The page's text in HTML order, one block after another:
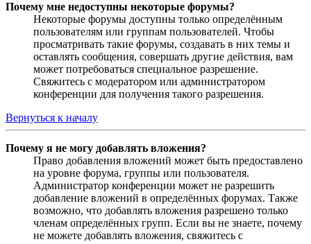
Почему мне недоступны некоторые форумы?
Некоторые форумы доступны только определённым
пользователям или группам пользователей. Чтобы
просматривать такие форумы, создавать в них темы и
оставлять сообщения, совершать другие действия, вам
может потребоваться специальное разрешение.
Свяжитесь с модератором или администратором
конференции для получения такого разрешения.
Вернуться к началу
Почему я не могу добавлять вложения?
Право добавления вложений может быть предоставлено
на уровне форума, группы или пользователя.
Администратор конференции может не разрешить
добавление вложений в определённых форумах. Также
возможно, что добавлять вложения разрешено только
членам определённых групп. Если вы не знаете, почему
не можете добавлять вложения, свяжитесь с